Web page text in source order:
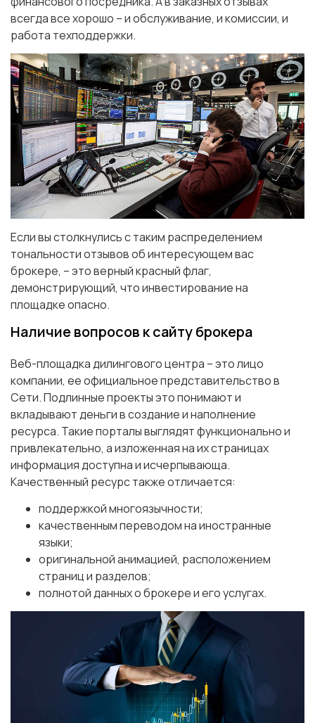
всегда все хорошо – и обслуживание, и комиссии, и
работа техподдержки.
Если вы столкнулись с таким распределением
тональности отзывов об интересующем вас
брокере, – это верный красный флаг,
демонстрирующий, что инвестирование на
площадке опасно.
Наличие вопросов к сайту брокера
Веб-площадка дилингового центра – это лицо
компании, ее официальное представительство в
Сети. Подлинные проекты это понимают и
вкладывают деньги в создание и наполнение
ресурса. Такие порталы выглядят функционально и
привлекательно, а изложенная на их страницах
информация доступна и исчерпывающа.
Качественный ресурс также отличается:
поддержкой многоязычности;
качественным переводом на иностранные
языки;
оригинальной анимацией, расположением
страниц и разделов;
полнотой данных о брокере и его услугах.